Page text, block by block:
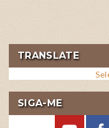
TRANSLATE
SIGA-ME